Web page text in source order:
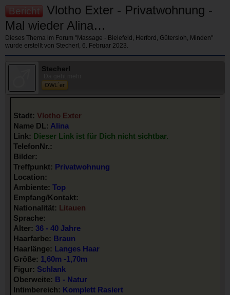
Bericht
Vlotho Exter - Privatwohnung -
Mal wieder Alina…
Dieses Thema im Forum "Massage - Bielefeld, Herford, Gütersloh, Minden"
wurde erstellt von Stecherl , 6. Februar 2023.
Stecherl
OWL´er
Stadt: Vlotho Exter
Name DL: Alina
Link: Dieser Link ist für Dich nicht sichtbar.
TelefonNr.:
Bilder:
Treffpunkt: Privatwohnung
Location:
Ambiente: Top
Empfang/Kontakt:
Nationalität: Litauen
Sprache:
Alter: 36 - 40 Jahre
Haarfarbe: Braun
Haarlänge: Langes Haar
Größe: 1,60m -1,70m
Figur: Schlank
Oberweite: B - Natur
Intimbereich: Komplett Rasiert